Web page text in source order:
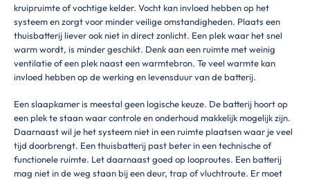
kruipruimte of vochtige kelder. Vocht kan invloed hebben op het
systeem en zorgt voor minder veilige omstandigheden. Plaats een
thuisbatterij liever ook niet in direct zonlicht. Een plek waar het snel
warm wordt, is minder geschikt. Denk aan een ruimte met weinig
ventilatie of een plek naast een warmtebron. Te veel warmte kan
invloed hebben op de werking en levensduur van de batterij.
Een slaapkamer is meestal geen logische keuze. De batterij hoort op
een plek te staan waar controle en onderhoud makkelijk mogelijk zijn.
Daarnaast wil je het systeem niet in een ruimte plaatsen waar je veel
tijd doorbrengt. Een thuisbatterij past beter in een technische of
functionele ruimte. Let daarnaast goed op looproutes. Een batterij
mag niet in de weg staan bij een deur, trap of vluchtroute. Er moet